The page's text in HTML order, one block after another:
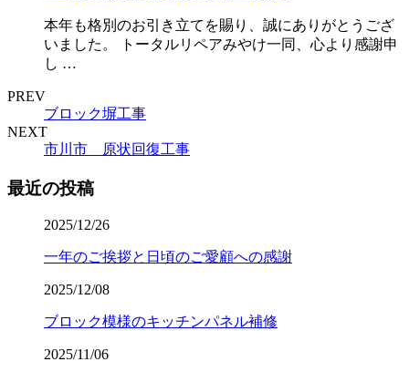
本年も格別のお引き立てを賜り、誠にありがとうござ
いました。 トータルリペアみやけ一同、心より感謝申
し …
PREV
ブロック塀工事
NEXT
市川市 原状回復工事
最近の投稿
2025/12/26
一年のご挨拶と日頃のご愛顧への感謝
2025/12/08
ブロック模様のキッチンパネル補修
2025/11/06